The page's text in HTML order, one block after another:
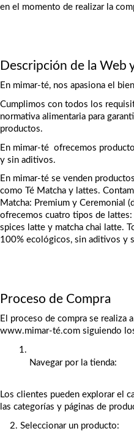
en el momento de realizar la
Descripción de la Web
En mimar-té, nos apasiona el
Cumplimos con todos los
normativa alimentaria para
productos.
En mimar-té  ofrecemos
y sin aditivos.
En mimar-té se venden
como Té Matcha y lattes.
Matcha: Premium y Ceremonial
ofrecemos cuatro tipos de
spices latte y matcha chai latte.
100% ecológicos, sin aditivos y
Proceso de Compra
El proceso de compra se realiza
www.mimar-té.com siguiendo
Navegar por la tienda:
Los clientes pueden explorar el
las categorías y páginas de
2. Seleccionar un producto: